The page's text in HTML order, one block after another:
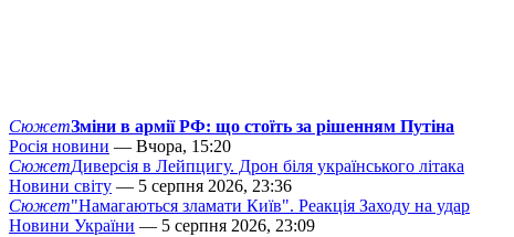
СюжетЗміни в армії РФ: що стоїть за рішенням Путіна
Росія новини — Вчора, 15:20
СюжетДиверсія в Лейпцигу. Дрон біля українського літака
Новини світу — 5 серпня 2026, 23:36
Сюжет"Намагаються зламати Київ". Реакція Заходу на удар
Новини України — 5 серпня 2026, 23:09